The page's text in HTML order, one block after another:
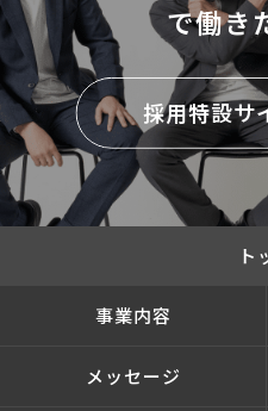
で働き
採用特設サ
ト
事業内容
メッセージ